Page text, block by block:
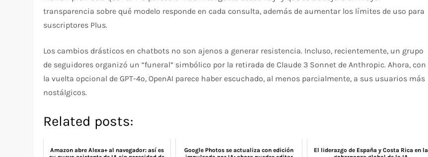
transparencia sobre qué modelo responde en cada consulta, además de aumentar los límites de uso para
suscriptores Plus.
Los cambios drásticos en chatbots no son ajenos a generar resistencia. Incluso, recientemente, un grupo
de seguidores organizó un “funeral” simbólico por la retirada de Claude 3 Sonnet de Anthropic. Ahora, con
la vuelta opcional de GPT-4o, OpenAI parece haber escuchado, al menos parcialmente, a sus usuarios más
nostálgicos.
Related posts:
Amazon abre Alexa+ al navegador: así es
Google Photos se actualiza con edición
El liderazgo de España y Costa Rica en la